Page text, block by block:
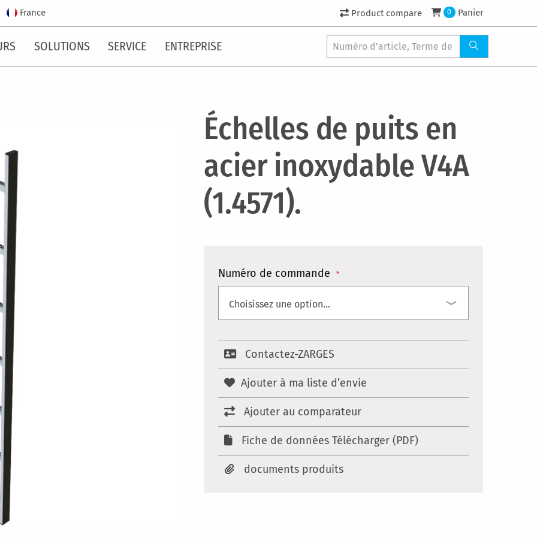
France Product compare 0 Panier
SOLUTIONS SERVICE ENTREPRISE
Échelles de puits en
acier inoxydable V4A
(1.4571).
Numéro de commande
Contactez-ZARGES
Ajouter à ma liste d’envie
Ajouter au comparateur
Fiche de données Télécharger (PDF)
documents produits